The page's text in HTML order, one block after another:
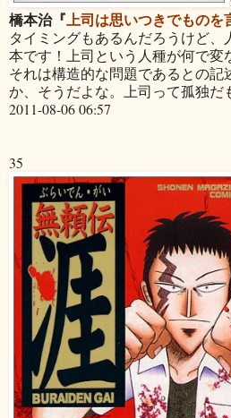
橋本治『上司は思いつきでものを
タイミングもあるんだろうけど、
本です！上司という人種が何で変
それは構造的な問題であるとの記
か、そうだよな。上司って孤独
2011-08-06 06:57
35